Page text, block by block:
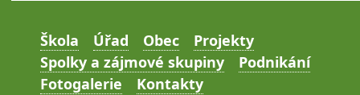
Škola Úřad Obec
Projekty
Spolky a zájmové skupiny
Podnikání
Fotogalerie
Kontakty